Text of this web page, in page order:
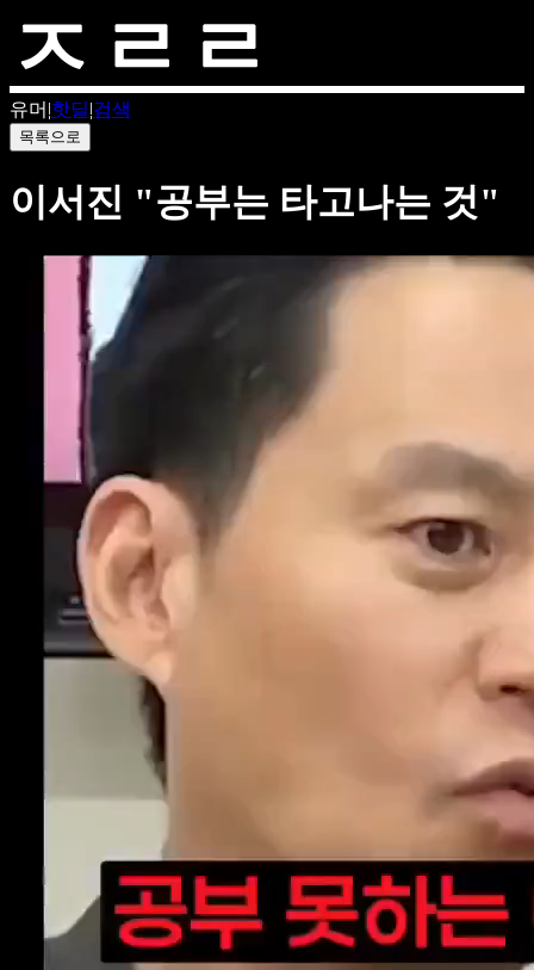
유머 |핫딜|검색
목록으로
이서진 "공부는 타고나는 것"